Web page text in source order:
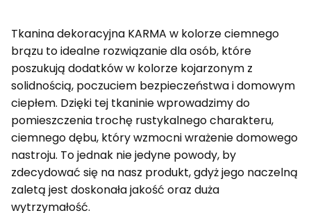
Tkanina dekoracyjna KARMA w kolorze ciemnego
brązu to idealne rozwiązanie dla osób, które
poszukują dodatków w kolorze kojarzonym z
solidnością, poczuciem bezpieczeństwa i domowym
ciepłem. Dzięki tej tkaninie wprowadzimy do
pomieszczenia trochę rustykalnego charakteru,
ciemnego dębu, który wzmocni wrażenie domowego
nastroju. To jednak nie jedyne powody, by
zdecydować się na nasz produkt, gdyż jego naczelną
zaletą jest doskonała jakość oraz duża
wytrzymałość.